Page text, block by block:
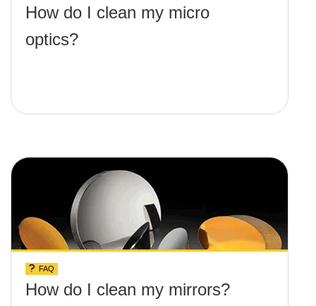
How do I clean my micro
optics?
FAQ
How do I clean my mirrors?